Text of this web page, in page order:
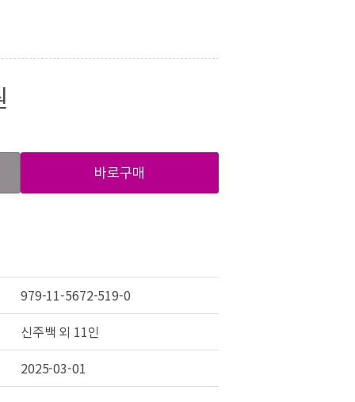
바로구매
979-11-5672-519-0
신주백 외 11인
2025-03-01